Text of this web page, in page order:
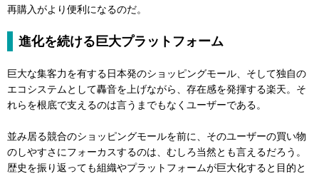
再購入がより便利になるのだ。
進化を続ける巨大プラットフォーム
巨大な集客力を有する日本発のショッピングモール、そして独自の
エコシステムとして轟音を上げながら、存在感を発揮する楽天。そ
れらを根底で支えるのは言うまでもなくユーザーである。
並み居る競合のショッピングモールを前に、そのユーザーの買い物
のしやすさにフォーカスするのは、むしろ当然とも言えるだろう。
歴史を振り返っても組織やプラットフォームが巨大化すると目的と